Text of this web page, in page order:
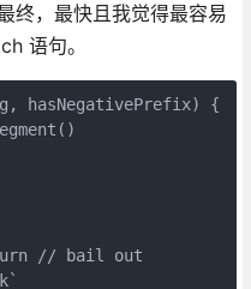
终，最快且我觉得最容易
语句。
hasNegativePrefix) {
// bail out